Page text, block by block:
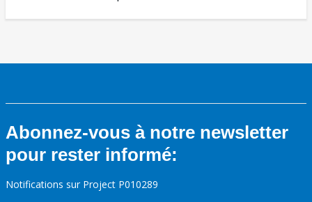
Abonnez-vous à notre newsletter
pour rester informé:
Notifications sur Project P010289